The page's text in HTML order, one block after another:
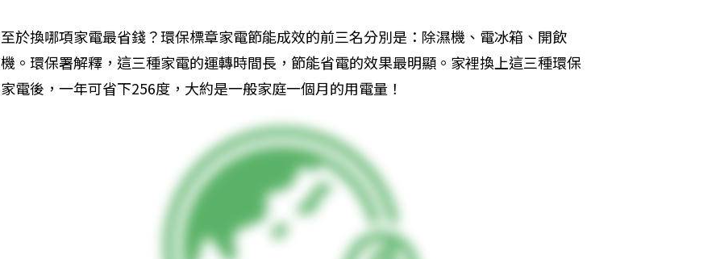
至於換哪項家電最省錢？環保標章家電節能成效的前三名分別是：除濕機、電冰箱、開飲
機。環保署解釋，這三種家電的運轉時間長，節能省電的效果最明顯。家裡換上這三種環保
家電後，一年可省下256度，大約是一般家庭一個月的用電量！